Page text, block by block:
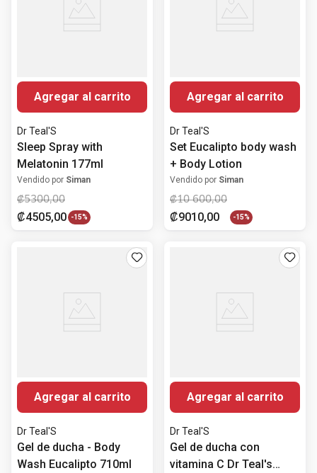
Agregar al carrito
Dr Teal'S
Sleep Spray with
Melatonin 177ml
Vendido por Siman
₡5300,00
₡4505,00 -15%
Agregar al carrito
Dr Teal'S
Set Eucalipto body wash
+ Body Lotion
Vendido por Siman
₡10 600,00
₡9010,00 -15%
Agregar al carrito
Dr Teal'S
Gel de ducha - Body
Wash Eucalipto 710ml
Agregar al carrito
Dr Teal'S
Gel de ducha con
vitamina C Dr Teal's